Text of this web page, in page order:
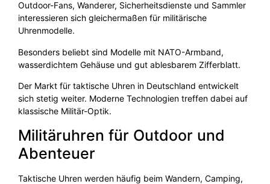
Outdoor-Fans, Wanderer, Sicherheitsdienste und Sammler
interessieren sich gleichermaßen für militärische
Uhrenmodelle.
Besonders beliebt sind Modelle mit NATO-Armband,
wasserdichtem Gehäuse und gut ablesbarem Zifferblatt.
Der Markt für taktische Uhren in Deutschland entwickelt
sich stetig weiter. Moderne Technologien treffen dabei auf
klassische Militär-Optik.
Militäruhren für Outdoor und
Abenteuer
Taktische Uhren werden häufig beim Wandern, Camping,